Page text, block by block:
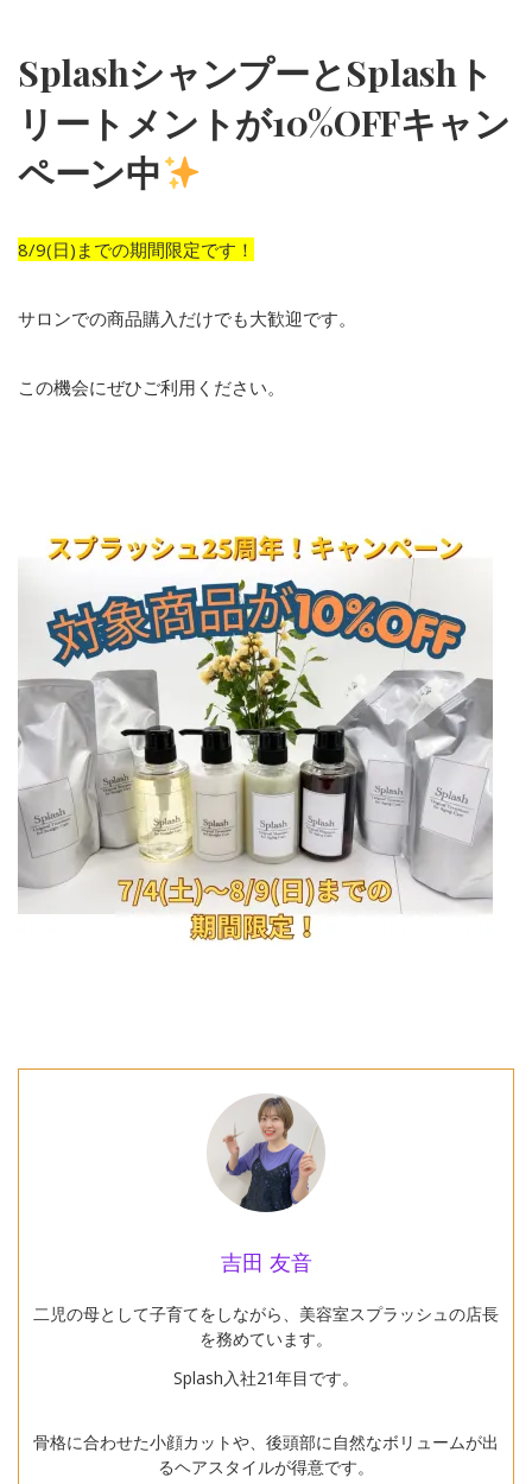
SplashシャンプーとSplashト
リートメントが10%OFFキャン
ペーン中
8/9(日)までの期間限定です！
サロンでの商品購入だけでも大歓迎です。
この機会にぜひご利用ください。
吉田 友音
二児の母として子育てをしながら、美容室スプラッシュの店長
を務めています。
Splash入社21年目です。
骨格に合わせた小顔カットや、後頭部に自然なボリュームが出
るヘアスタイルが得意です。